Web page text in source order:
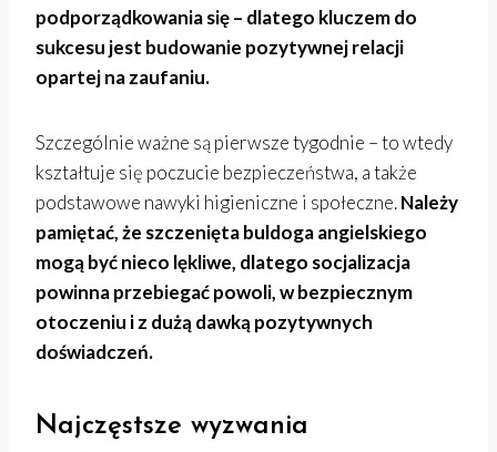
podporządkowania się – dlatego kluczem do
sukcesu jest budowanie pozytywnej relacji
opartej na zaufaniu.
Szczególnie ważne są pierwsze tygodnie – to wtedy
kształtuje się poczucie bezpieczeństwa, a także
podstawowe nawyki higieniczne i społeczne.Należy
pamiętać, że szczenięta buldoga angielskiego
mogą być nieco lękliwe, dlatego socjalizacja
powinna przebiegać powoli, w bezpiecznym
otoczeniu i z dużą dawką pozytywnych
doświadczeń.
Najczęstsze wyzwania